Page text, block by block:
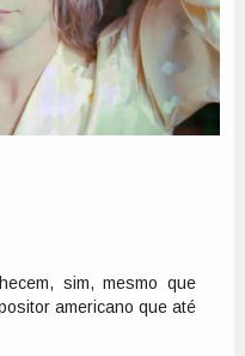
sim, mesmo que
americano que até